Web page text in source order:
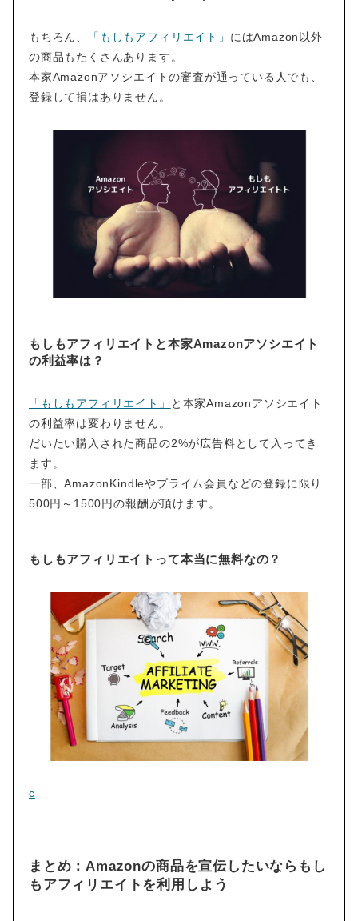
もちろん、 「もしもアフィリエイト」 にはAmazon以外
の商品もたくさんあります。
本家Amazonアソシエイトの審査が通っている人でも、
登録して損はありません。
もしもアフィリエイトと本家Amazonアソシエイト
の利益率は？
「もしもアフィリエイト」
と本家Amazonアソシエイト
の利益率は変わりません。
だいたい購入された商品の2%が広告料として入ってき
ます。
一部、AmazonKindleやプライム会員などの登録に限り
500円～1500円の報酬が頂けます。
もしもアフィリエイトって本当に無料なの？
c
まとめ：Amazonの商品を宣伝したいならもし
もアフィリエイトを利用しよう